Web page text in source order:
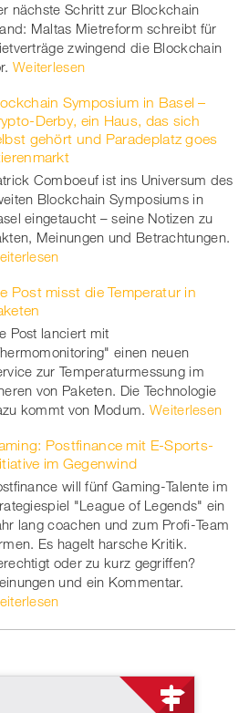
nächste Schritt zur Blockchain
Maltas Mietreform schreibt für
zwingend die Blockchain
Weiterlesen
Symposium in Basel –
Derby, ein Haus, das sich
gehört und Paradeplatz goes
Comboeuf ist ins Universum des
Blockchain Symposiums in
eingetaucht – seine Notizen zu
Meinungen und Betrachtungen.
Post misst die Temperatur in
Post lanciert mit
einen neuen
zur Temperaturmessung im
von Paketen. Die Technologie
kommt von Modum. Weiterlesen
Postfinance mit E-Sports-
im Gegenwind
will fünf Gaming-Talente im
"League of Legends" ein
lang coachen und zum Profi-Team
Es hagelt harsche Kritik.
oder zu kurz gegriffen?
und ein Kommentar.